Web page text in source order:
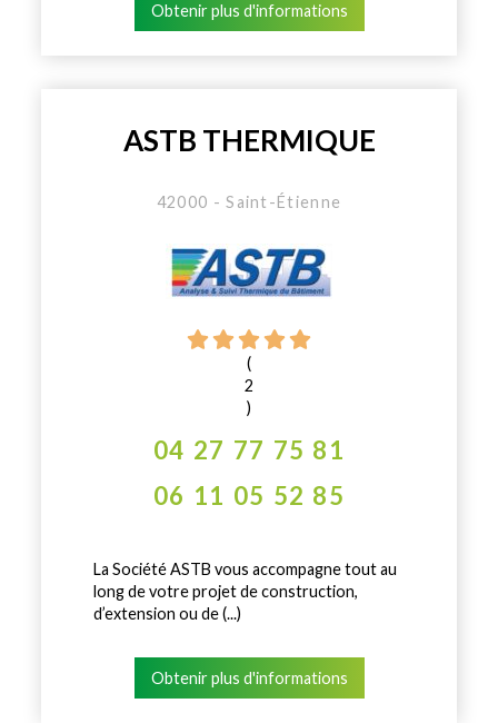
Obtenir plus d'informations
ASTB THERMIQUE
42000 - Saint-Étienne
(
2
)
04 27 77 75 81
06 11 05 52 85
La Société ASTB vous accompagne tout au
long de votre projet de construction,
d’extension ou de (...)
Obtenir plus d'informations